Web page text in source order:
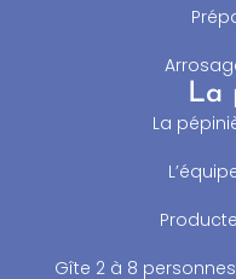
La
La
Gîte 2 à 8